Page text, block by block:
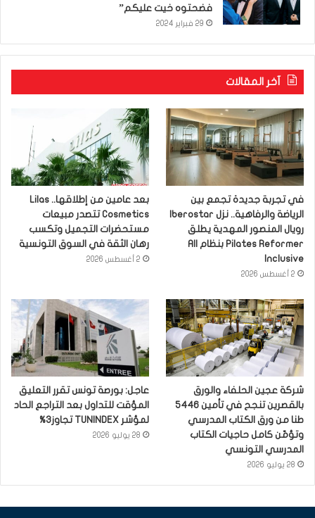
فضحتوه خيت عليكم”
29 فبراير 2024
آخر المقالات
في تجربة جديدة تجمع بين
رويال المنصور المهدية يطلق
Pilates Reformer بنظام All
Inclusive
2 أغسطس 2026
بعد عامين من إطلاقها.. Lilas
Cosmetics تتصدر مبيعات
مستحضرات التجميل وتكسب
رهان الثقة في السوق التونسية
2 أغسطس 2026
شركة عجين الحلفاء والورق
بالقصرين تنجح في تأمين 5446
طنا من ورق الكتاب المدرسي
وتؤمّن كامل حاجيات الكتاب
المدرسي التونسي
28 يوليو 2026
عاجل: بورصة تونس تقرر التعليق
المؤقت للتداول بعد التراجع الحاد
لمؤشر TUNINDEX تجاوز3%
28 يوليو 2026